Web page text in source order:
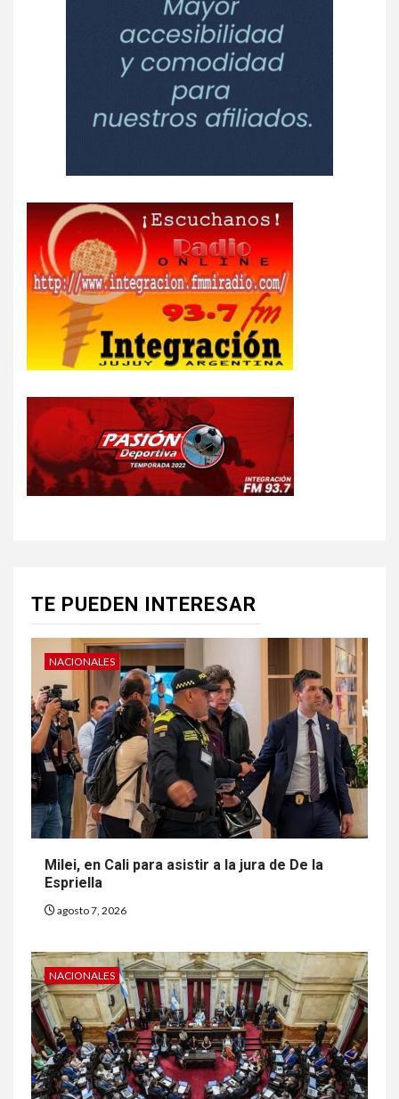
TE PUEDEN INTERESAR
NACIONALES
Milei, en Cali para asistir a la jura de De la
Espriella
agosto 7, 2026
NACIONALES